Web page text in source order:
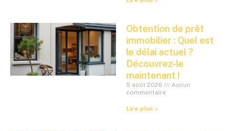
Obtention de prêt
immobilier : Quel est
le délai actuel ?
Découvrez-le
maintenant !
5 août 2026
Aucun
commentaire
Lire plus »